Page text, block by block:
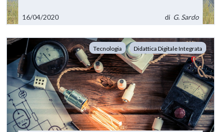
16/04/2020 di G. Sardo
Tecnologia Didattica Digitale Integrata